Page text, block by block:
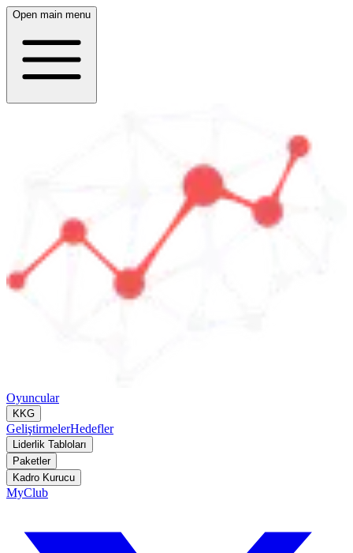
Open main menu
Oyuncular
KKG
GeliştirmelerHedefler
Liderlik Tabloları
Paketler
Kadro Kurucu
MyClub